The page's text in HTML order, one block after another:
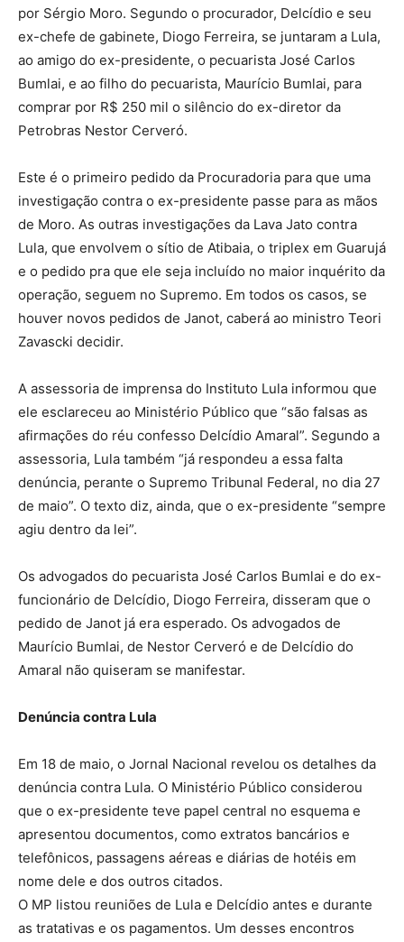
por Sérgio Moro. Segundo o procurador, Delcídio e seu
ex-chefe de gabinete, Diogo Ferreira, se juntaram a Lula,
ao amigo do ex-presidente, o pecuarista José Carlos
Bumlai, e ao filho do pecuarista, Maurício Bumlai, para
comprar por R$ 250 mil o silêncio do ex-diretor da
Petrobras Nestor Cerveró.
Este é o primeiro pedido da Procuradoria para que uma
investigação contra o ex-presidente passe para as mãos
de Moro. As outras investigações da Lava Jato contra
Lula, que envolvem o sítio de Atibaia, o triplex em Guarujá
e o pedido pra que ele seja incluído no maior inquérito da
operação, seguem no Supremo. Em todos os casos, se
houver novos pedidos de Janot, caberá ao ministro Teori
Zavascki decidir.
A assessoria de imprensa do Instituto Lula informou que
ele esclareceu ao Ministério Público que “são falsas as
afirmações do réu confesso Delcídio Amaral”. Segundo a
assessoria, Lula também “já respondeu a essa falta
denúncia, perante o Supremo Tribunal Federal, no dia 27
de maio”. O texto diz, ainda, que o ex-presidente “sempre
agiu dentro da lei”.
Os advogados do pecuarista José Carlos Bumlai e do ex-
funcionário de Delcídio, Diogo Ferreira, disseram que o
pedido de Janot já era esperado. Os advogados de
Maurício Bumlai, de Nestor Cerveró e de Delcídio do
Amaral não quiseram se manifestar.
Denúncia contra Lula
Em 18 de maio, o Jornal Nacional revelou os detalhes da
denúncia contra Lula. O Ministério Público considerou
que o ex-presidente teve papel central no esquema e
apresentou documentos, como extratos bancários e
telefônicos, passagens aéreas e diárias de hotéis em
nome dele e dos outros citados.
O MP listou reuniões de Lula e Delcídio antes e durante
as tratativas e os pagamentos. Um desses encontros